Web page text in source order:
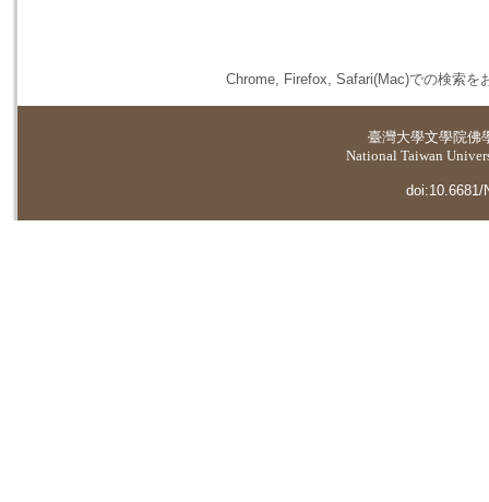
Chrome, Firefox, Safari(Mac)での検索を
臺灣大學文學院佛
National Taiwan
doi:10.6681/